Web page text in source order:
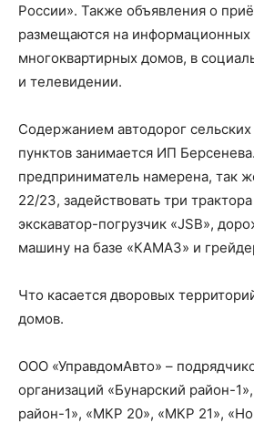
России». Также объявления о
размещаются на информационных
многоквартирных домов, в
и телевидении.
Содержанием автодорог
пунктов занимается ИП
предприниматель намерена, так
22/23, задействовать три
экскаватор-погрузчик «JSB»,
машину на базе «КАМАЗ» и
Что касается дворовых
домов.
ООО «УправдомАвто» –
организаций «Бунарский район-
район-1», «МКР 20», «МКР 21»,